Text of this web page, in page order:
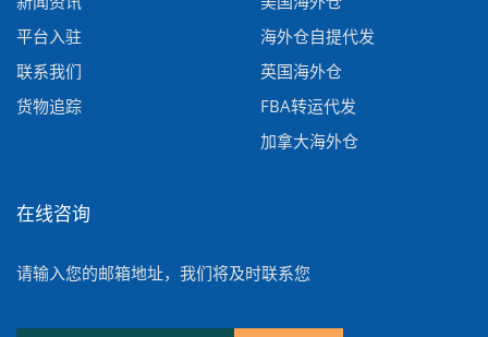
平台入驻
联系我们
货物追踪
海外仓自提代发
英国海外仓
FBA转运代发
加拿大海外仓
在线咨询
请输入您的邮箱地址，我们将及时联系您